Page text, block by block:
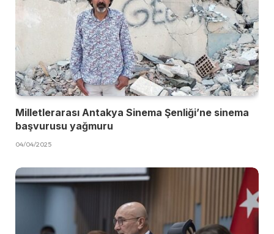
Milletlerarası Antakya Sinema Şenliği’ne sinema
başvurusu yağmuru
04/04/2025